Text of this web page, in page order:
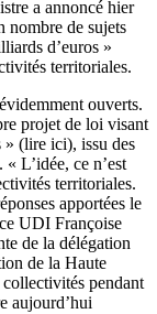
a annoncé hier
nombre de sujets
d’euros »
territoriales.
ouverts.
projet de loi visant
» (lire ici), issu des
L’idée, ce n’est
territoriales.
apportées le
UDI Françoise
de la délégation
de la Haute
collectivités pendant
aujourd’hui